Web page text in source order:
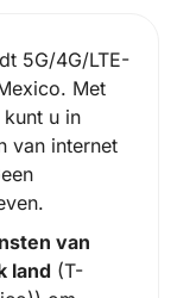
5G/4G/LTE-
Met
u in
van internet
van
land (T-